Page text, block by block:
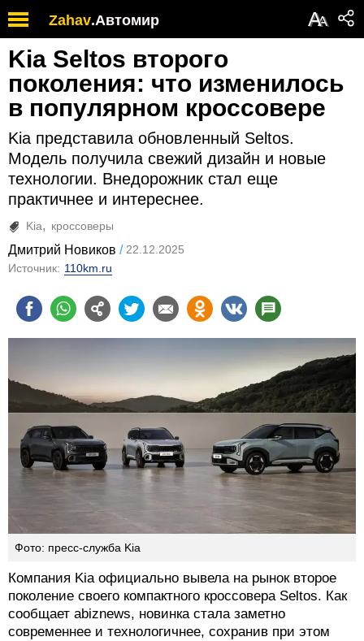
Zahav.Автомир АА
Kia Seltos второго
поколения: что изменилось
в популярном кроссовере
Kia представила обновленный Seltos.
Модель получила свежий дизайн и новые
технологии. Внедорожник стал еще
практичнее и интереснее.
Kia кроссоверы
Дмитрий Новиков
22.12.2025
Источник: 110km.ru
Фото: пресс-служба Kia
Компания Kia официально вывела на рынок второе
поколение своего компактного кроссовера Seltos. Как
сообщает abiznews, новинка стала заметно
современнее и технологичнее, сохранив при этом